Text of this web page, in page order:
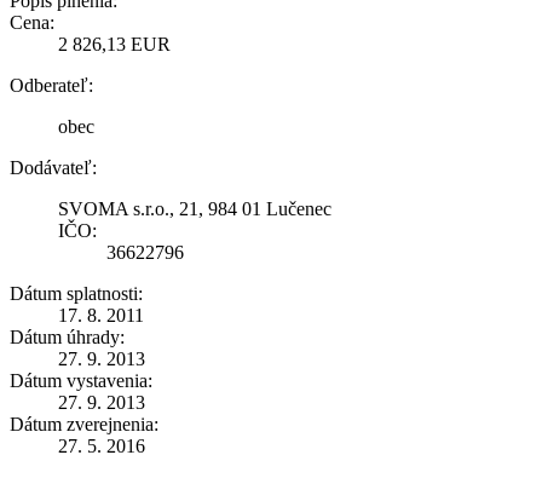
Cena:
2 826,13 EUR
Odberateľ:
obec
Dodávateľ:
SVOMA s.r.o., 21, 984 01 Lučenec
IČO:
36622796
Dátum splatnosti:
17. 8. 2011
Dátum úhrady:
27. 9. 2013
Dátum vystavenia:
27. 9. 2013
Dátum zverejnenia:
27. 5. 2016